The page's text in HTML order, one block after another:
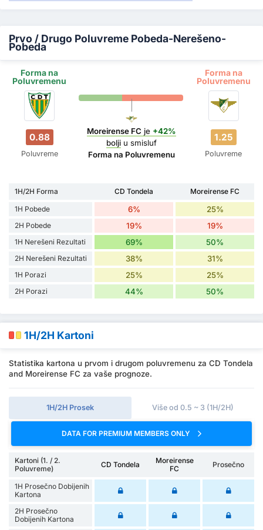
Prvo / Drugo Poluvreme Pobeda-Nerešeno-
Pobeda
Forma na
Poluvremenu
Forma na
Poluvremenu
0.88
Poluvreme
Moreirense FC je +42%
boljiu smisluf
Forma na Poluvremenu
1.25
Poluvreme
1H/2H Forma CD Tondela
Moreirense FC
1H Pobede
6% 25%
2H Pobede 19% 19%
1H Nerešeni Rezultati 69% 50%
2H Nerešeni Rezultati 38% 31%
1H Porazi 25% 25%
2H Porazi 44% 50%
1H/2H Kartoni
Statistika kartona u prvom i drugom poluvremenu za CD Tondela
and Moreirense FC za vaše prognoze.
1H/2H Prosek Više od 0.5 ~ 3 (1H/2H)
DATA FOR PREMIUM MEMBERS ONLY
Kartoni (1. / 2.
Poluvreme)
CD Tondela
Moreirense
FC
Prosečno
1H Prosečno Dobijenih
Kartona
2H Prosečno
Dobijenih Kartona